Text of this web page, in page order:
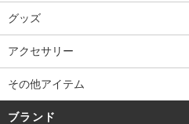
グッズ
アクセサリー
その他アイテム
ブランド